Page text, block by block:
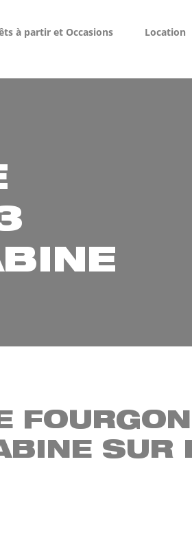
à partir et Occasions Location
SUR